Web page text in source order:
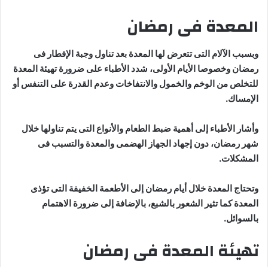
المعدة فى رمضان
وبسبب الآلام التى تتعرض لها المعدة بعد تناول وجبة الإفطار فى
رمضان وخصوصا الأيام الأولى، شدد الأطباء على ضرورة تهيئة المعدة
للتخلص من الوخم والخمول والانتفاخات وعدم القدرة على التنفس أو
الإمساك.
وأشار الأطباء إلى أهمية ضبط الطعام والأنواع التى يتم تناولها خلال
شهر رمضان، دون إجهاد الجهاز الهضمى والمعدة والتسبب فى
المشكلات.
وتحتاج المعدة خلال أيام رمضان إلى الأطعمة الخفيفة التى تؤذى
المعدة كما تثير الشعور بالشبع، بالإضافة إلى ضرورة الاهتمام
بالسوائل.
تهيئة المعدة فى رمضان